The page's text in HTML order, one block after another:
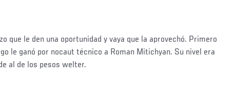
que le den una oportunidad y vaya que la aprovechó. Primero
le ganó por nocaut técnico a Roman Mitichyan. Su nivel era
al de los pesos welter.